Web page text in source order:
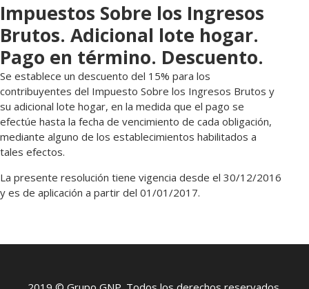
Impuestos Sobre los Ingresos
Brutos. Adicional lote hogar.
Pago en término. Descuento.
Se establece un descuento del 15% para los
contribuyentes del Impuesto Sobre los Ingresos Brutos y
su adicional lote hogar, en la medida que el pago se
efectúe hasta la fecha de vencimiento de cada obligación,
mediante alguno de los establecimientos habilitados a
tales efectos.
La presente resolución tiene vigencia desde el 30/12/2016
y es de aplicación a partir del 01/01/2017.